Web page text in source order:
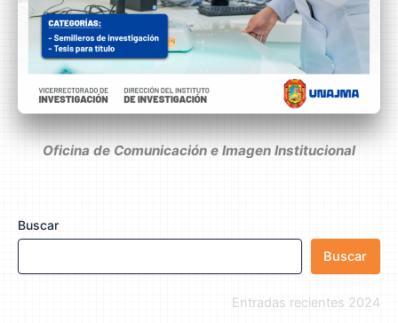
Oficina de Comunicación e Imagen Institucional
Buscar
Buscar
Entradas recientes 2024